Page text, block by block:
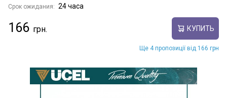
Срок ожидания: 24 часа
166 КУПИТЬ
Ще 4 пропозиції від 166 грн